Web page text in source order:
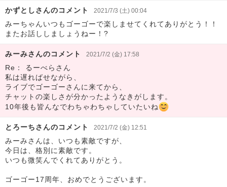
かずとしさんのコメント 2021/7/3 (土) 00:04
みーちゃんいつもゴーゴーで楽しませてくれてありがとう！！
またお話ししましょうねー！?
みーみさんのコメント 2021/7/2 (金) 17:58
Re： るーべらさん
私は遅ればせながら、
ライブでゴーゴーさんに来てから、
チャットの楽しさが分かったようなきがします。
10年後も皆んなでわちゃわちゃしていたいね
とろーちさんのコメント 2021/7/2 (金) 12:51
みーみさんは、いつも素敵ですが、
今日は、格別に素敵です。
いつも微笑んでくれてありがとう。
ゴーゴー17周年、おめでとうございます。